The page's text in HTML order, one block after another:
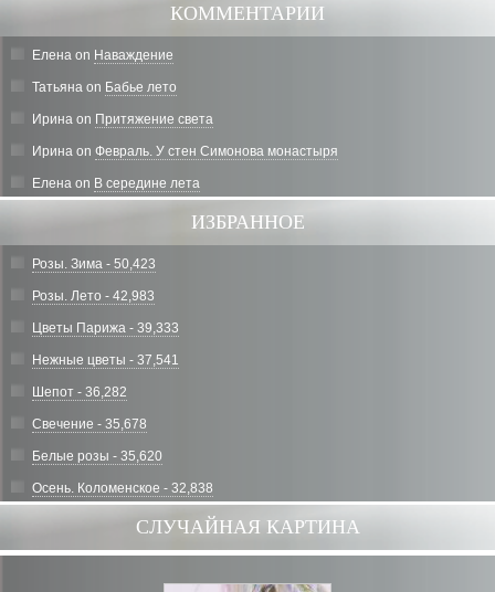
КОММЕНТАРИИ
Елена on Наваждение
Татьяна on Бабье лето
Ирина on Притяжение света
Ирина on Февраль. У стен Симонова монастыря
Елена on В середине лета
ИЗБРАННОЕ
Розы. Зима - 50,423
Розы. Лето - 42,983
Цветы Парижа - 39,333
Нежные цветы - 37,541
Шепот - 36,282
Свечение - 35,678
Белые розы - 35,620
Осень. Коломенское - 32,838
СЛУЧАЙНАЯ КАРТИНА